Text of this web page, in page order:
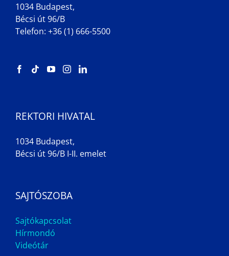
1034 Budapest,
Bécsi út 96/B
Telefon: +36 (1) 666-5500
REKTORI HIVATAL
1034 Budapest,
Bécsi út 96/B I-II. emelet
SAJTÓSZOBA
Sajtókapcsolat
Hírmondó
Videótár